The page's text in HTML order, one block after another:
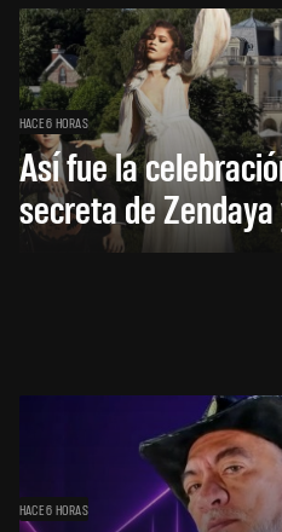
HACE 6 HORAS
Así fue la
secreta de
HACE 6 HORAS